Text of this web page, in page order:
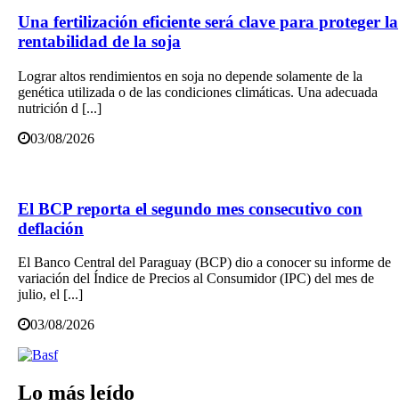
Una fertilización eficiente será clave para proteger la
rentabilidad de la soja
Lograr altos rendimientos en soja no depende solamente de la
genética utilizada o de las condiciones climáticas. Una adecuada
nutrición d [...]
03/08/2026
El BCP reporta el segundo mes consecutivo con
deflación
El Banco Central del Paraguay (BCP) dio a conocer su informe de
variación del Índice de Precios al Consumidor (IPC) del mes de
julio, el [...]
03/08/2026
Lo más leído